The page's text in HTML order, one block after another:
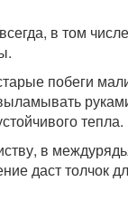
в том
побеги
тепла.
в
даст толчок